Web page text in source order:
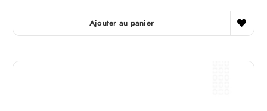
Ajouter au panier